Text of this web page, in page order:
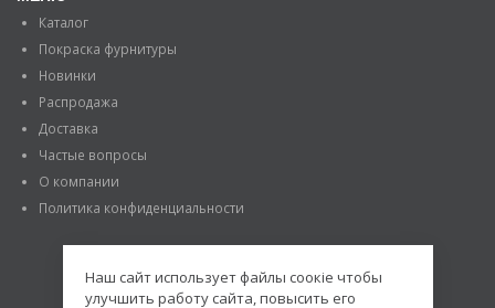
Каталог
Покраска фурнитуры
Новинки
Распродажа
Доставка
Частые вопросы
О компании
Политика конфиденциальности
Наш сайт использует файлы соокіе чтобы
улучшить работу сайта, повысить его